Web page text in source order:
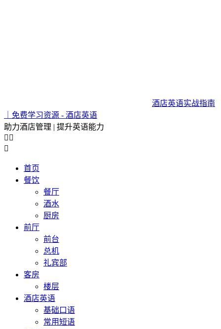
酒店英语实战指南
｜免费学习资源 - 酒店英语
助力酒店管理 | 提升英语能力
 

首页
餐饮
餐厅
酒水
厨房
前厅
前台
总机
礼宾部
客房
楼层
酒店英语
基础口语
常用短语